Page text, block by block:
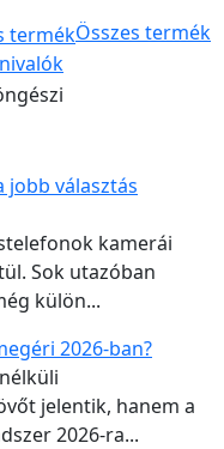
Összes termék
jobb választás
kamerái
Sok utazóban
külön...
2026-ban?
jelentik, hanem a
2026-ra...